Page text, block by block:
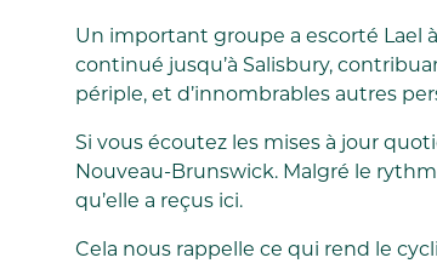
Un important groupe a escorté Lael
continué jusqu’à Salisbury,
périple, et d’innombrables autres
Si vous écoutez les mises à jour
Nouveau-Brunswick. Malgré le
qu’elle a reçus ici.
Cela nous rappelle ce qui rend le